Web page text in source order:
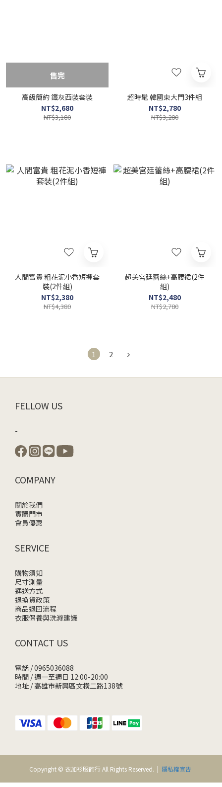
售完
高級簡約 鐵灰西裝套裝
NT$2,680
NT$3,180
超時髦 韓國東大門3件組
NT$2,780
NT$3,280
人間富貴 粗花泥小香短褲套
裝(2件組)
NT$2,380
NT$4,380
超美宮廷蕾絲+高腰裙(2件
組)
NT$2,480
NT$2,780
1 2
FELLOW US
-
COMPANY
關於我們
實體門市
會員優惠
SERVICE
購物須知
尺寸測量
運送方式
退換貨政策
商品退回流程
衣服保養與洗滌建議
CONTACT US
電話 / 0965036088
時間 / 週一至週日 12:00-20:00
地址 / 高雄市新興區文橫二路138號
Copyright © 衣加衫服飾行 All Rights Reserved. | 隱私權宣告